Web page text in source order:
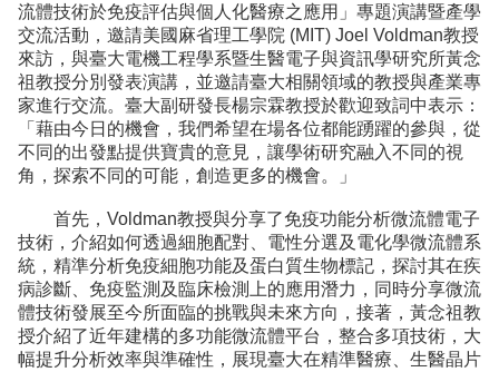
流體技術於免疫評估與個人化醫療之應用」專題演講暨產學
交流活動，邀請美國麻省理工學院 (MIT) Joel Voldman教授
來訪，與臺大電機工程學系暨生醫電子與資訊學研究所黃念
祖教授分別發表演講，並邀請臺大相關領域的教授與產業專
家進行交流。臺大副研發長楊宗霖教授於歡迎致詞中表示：
「藉由今日的機會，我們希望在場各位都能踴躍的參與，從
不同的出發點提供寶貴的意見，讓學術研究融入不同的視
角，探索不同的可能，創造更多的機會。」
首先，Voldman教授與分享了免疫功能分析微流體電子
技術，介紹如何透過細胞配對、電性分選及電化學微流體系
統，精準分析免疫細胞功能及蛋白質生物標記，探討其在疾
病診斷、免疫監測及臨床檢測上的應用潛力，同時分享微流
體技術發展至今所面臨的挑戰與未來方向，接著，黃念祖教
授介紹了近年建構的多功能微流體平台，整合多項技術，大
幅提升分析效率與準確性，展現臺大在精準醫療、生醫晶片